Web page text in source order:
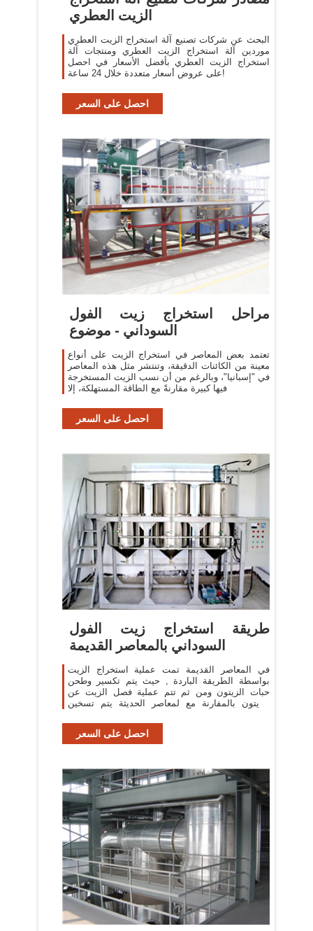
الزيت العطري
البحث عن شركات تصنيع آلة استخراج الزيت العطري
موردين آلة استخراج الزيت العطري ومنتجات آلة
استخراج الزيت العطري بأفضل الأسعار في احصل
على عروض أسعار متعددة خلال 24 ساعة!
احصل على السعر
مراحل استخراج زيت الفول
السوداني - موضوع
تعتمد بعض المعاصر في استخراج الزيت على أنواع
معينة من الكائنات الدقيقة، وتنتشر مثل هذه المعاصر
في "إسبانيا"، وبالرغم من أن نسب الزيت المستخرجة
فيها كبيرة مقارنةً مع الطاقة المستهلكة، إلا
احصل على السعر
طريقة استخراج زيت الفول
السوداني بالمعاصر القديمة
في المعاصر القديمة تمت عملية استخراج الزيت
بواسطة الطريقة الباردة , حيث يتم تكسير وطحن
حبات الزيتون ومن ثم تتم عملية فصل الزيت عن
الزيتون بالمفارنة مع لمعاصر الحديثة يتم تسخين
احصل على السعر